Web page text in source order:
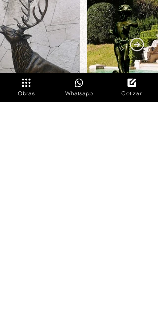
Obras Whatsapp Cotizar